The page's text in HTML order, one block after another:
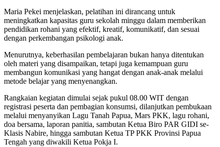
Maria Pekei menjelaskan, pelatihan ini dirancang untuk
meningkatkan kapasitas guru sekolah minggu dalam memberikan
pendidikan rohani yang efektif, kreatif, komunikatif, dan sesuai
dengan perkembangan psikologi anak.
Menurutnya, keberhasilan pembelajaran bukan hanya ditentukan
oleh materi yang disampaikan, tetapi juga kemampuan guru
membangun komunikasi yang hangat dengan anak-anak melalui
metode belajar yang menyenangkan.
Rangkaian kegiatan dimulai sejak pukul 08.00 WIT dengan
registrasi peserta dan pembagian konsumsi, dilanjutkan pembukaan
melalui menyanyikan Lagu Tanah Papua, Mars PKK, lagu rohani,
doa bersama, laporan panitia, sambutan Ketua Biro PAR GIDI se-
Klasis Nabire, hingga sambutan Ketua TP PKK Provinsi Papua
Tengah yang diwakili Ketua Pokja I.